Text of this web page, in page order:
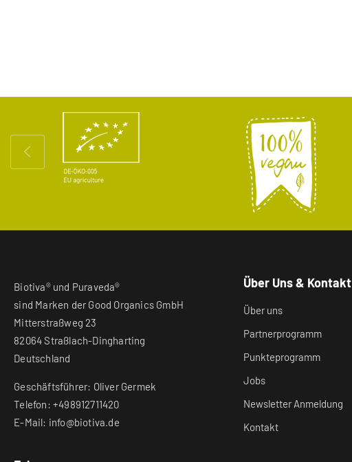
Biotiva® und Puraveda®
sind Marken der Good Organics GmbH
Mitterstraßweg 23
82064 Straßlach-Dingharting
Deutschland
Geschäftsführer: Oliver Germek
Telefon: +498912711420
E-Mail: info@biotiva.de
Über Uns & Kontakt
Über uns
Partnerprogramm
Punkteprogramm
Jobs
Newsletter Anmeldung
Kontakt